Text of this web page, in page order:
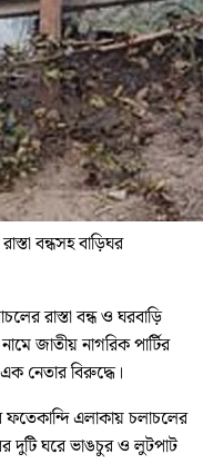
বন্ধসহ বাড়িঘর
রাস্তা বন্ধ ও ঘরবাড়ি
জাতীয় নাগরিক পার্টির
নেতার বিরুদ্ধে।
এলাকায় চলাচলের
দুটি ঘরে ভাঙচুর ও লুটপাট